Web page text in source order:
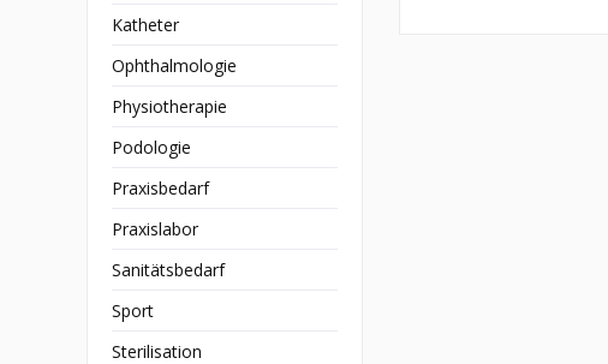
Katheter
Ophthalmologie
Physiotherapie
Podologie
Praxisbedarf
Praxislabor
Sanitätsbedarf
Sport
Sterilisation